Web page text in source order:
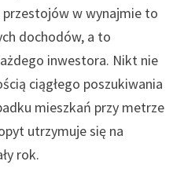
w wynajmie to
dochodów, a to
inwestora. Nikt nie
ciągłego poszukiwania
mieszkań przy metrze
utrzymuje się na
rok.